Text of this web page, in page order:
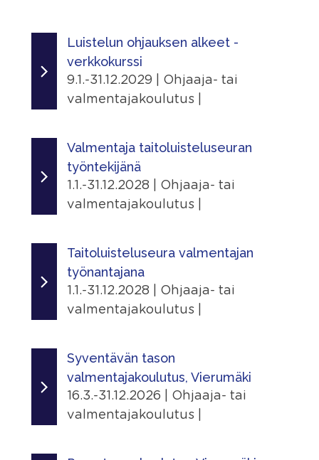
Luistelun ohjauksen alkeet -
verkkokurssi
9.1.-31.12.2029 | Ohjaaja- tai
valmentajakoulutus |
9.1.2025 - 31.12.2029
Järjestäjä
Skating Finland
Tapahtumasivu
Lisätiedot
Näytä lisätiedot
Jaa
Valmentaja taitoluisteluseuran
työntekijänä
1.1.-31.12.2028 | Ohjaaja- tai
valmentajakoulutus |
1.1.2026 - 31.12.2028
Järjestäjä
Skating Finland
Tapahtumasivu
Lisätiedot
Näytä lisätiedot
Jaa
Taitoluisteluseura valmentajan
työnantajana
1.1.-31.12.2028 | Ohjaaja- tai
valmentajakoulutus |
1.1.2026 - 31.12.2028
Järjestäjä
Skating Finland
Tapahtumasivu
Syventävän tason
valmentajakoulutus, Vierumäki
16.3.-31.12.2026 | Ohjaaja- tai
valmentajakoulutus |